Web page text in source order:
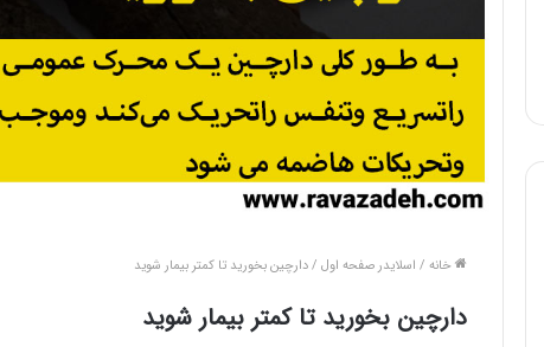
خانه / اسلایدر صفحه اول /دارچین بخورید تا کمتر بیمار شوید
دارچین بخورید تا کمتر بیمار شوید